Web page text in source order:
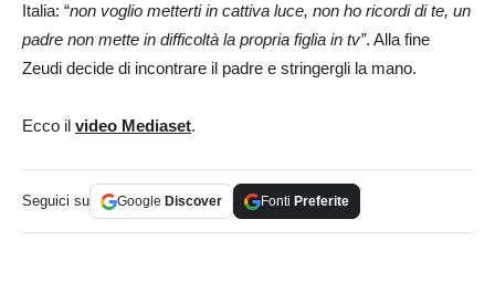
Italia: “non voglio metterti in cattiva luce, non ho ricordi di te, un
padre non mette in difficoltà la propria figlia in tv”. Alla fine
Zeudi decide di incontrare il padre e stringergli la mano.
Ecco il video Mediaset.
Seguici su Google Discover Fonti Preferite